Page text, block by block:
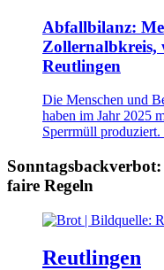
Abfallbilanz:
Zollernalbkreis,
Reutlingen
Die Menschen und
haben im Jahr 2025
Sperrmüll produziert.
faire Regeln
Reutlingen